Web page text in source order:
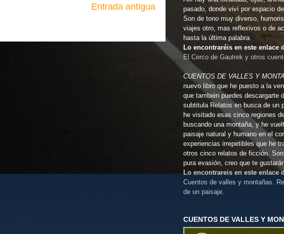
Entrada antigua
pasado, donde viví por espacio
Son de tono muy diverso,
viajes otro, mas reflexivos o de
hasta la última palabra.
Lo encontraréis en este enlace
El Cerco de Gautrek y otros
CUENTOS DE VALLES Y
nuevo libro que he puesto a la
que también puedes descargarte
subtitula Relatos en busca de un
he visitado esas cinco regiones
buscando una montaña, y he
paisaje natural y humano en el
experiencias irrepetibles que he
otros cinco relatos de ficción.
pura evasión, creo que te
Lo encontrareis en este enlace
Cuentos de valles y montañas.
de un paisaje.
CUENTOS DE VALLES Y